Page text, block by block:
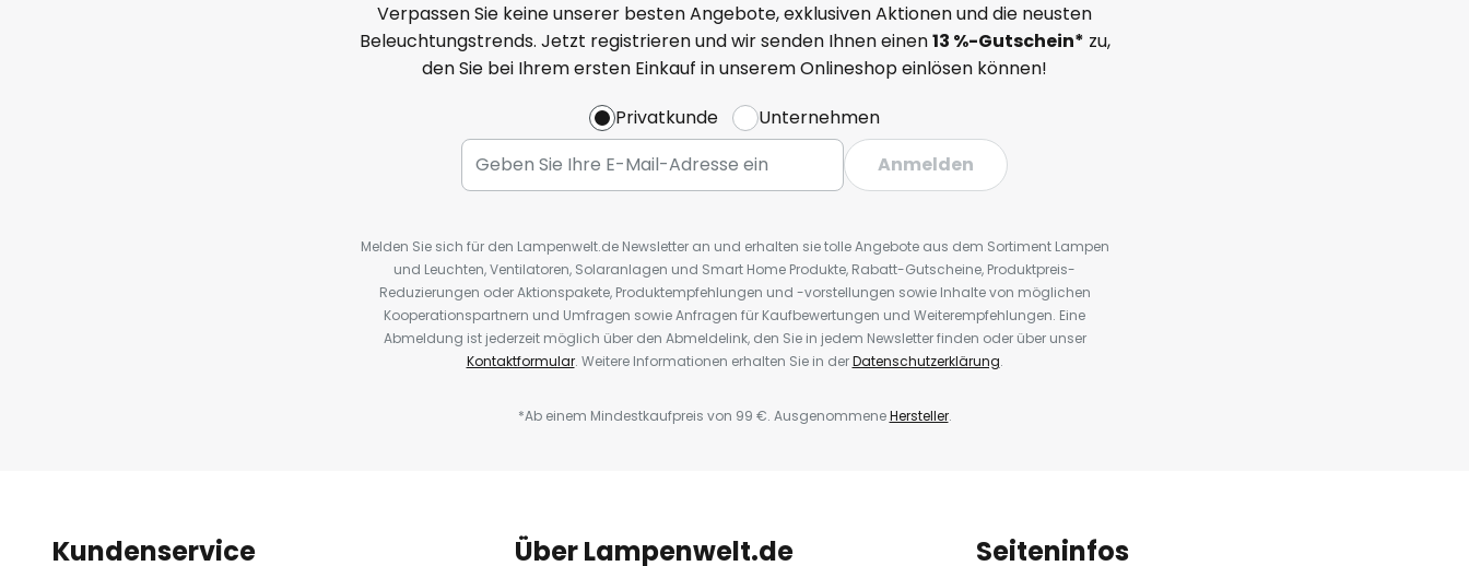
Verpassen Sie keine unserer besten Angebote, exklusiven Aktionen und die neusten
Beleuchtungstrends. Jetzt registrieren und wir senden Ihnen einen13 %-Gutschein* zu,
den Sie bei Ihrem ersten Einkauf in unserem Onlineshop einlösen können!
Privatkunde
Unternehmen
Anmelden
Melden Sie sich für den Lampenwelt.de Newsletter an und erhalten sie tolle Angebote aus dem Sortiment Lampen
und Leuchten, Ventilatoren, Solaranlagen und Smart Home Produkte, Rabatt-Gutscheine, Produktpreis-
Reduzierungen oder Aktionspakete, Produktempfehlungen und -vorstellungen sowie Inhalte von möglichen
Kooperationspartnern und Umfragen sowie Anfragen für Kaufbewertungen und Weiterempfehlungen. Eine
Abmeldung ist jederzeit möglich über den Abmeldelink, den Sie in jedem Newsletter finden oder über unser
Kontaktformular. Weitere Informationen erhalten Sie in derDatenschutzerklärung.
*Ab einem Mindestkaufpreis von 99 €. AusgenommeneHersteller.
Kundenservice Über Lampenwelt.de Seiteninfos